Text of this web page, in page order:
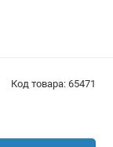
Код товара: 65471